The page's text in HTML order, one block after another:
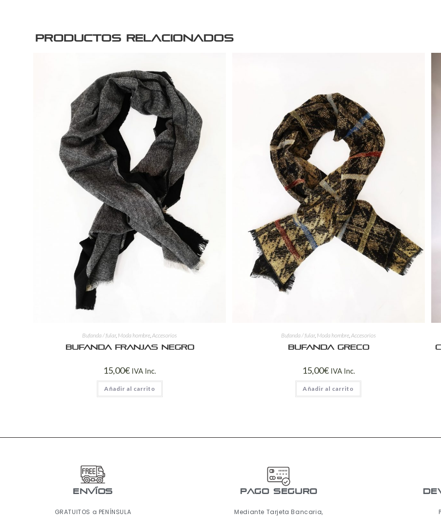
Productos relacionados
Bufanda / fular, Moda hombre ,Accesorios
Bufanda franjas negro
15,00€ IVA Inc.
Añadir al carrito
Bufanda / fular, Moda hombre, Accesorios
Bufanda Greco
15,00€ IVA Inc.
Añadir al carrito
ENVÍOS
GRATUITOS a PENÍNSULA
pago seguro
Mediante Tarjeta Bancaria,